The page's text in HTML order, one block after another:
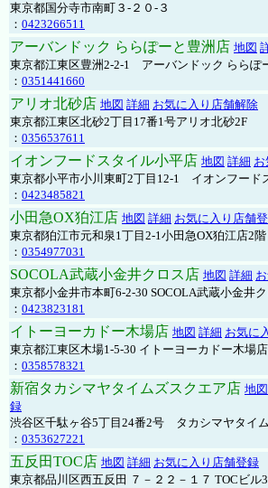
東京都国分寺市南町３-２０-３
： 0423266511
アーバンドック ららぽーと豊洲店 地図
東京都江東区豊洲2-2-1 アーバンドック らら
： 0351441660
アリオ北砂店 地図 詳細 お気に入り店舗解除
東京都江東区北砂2丁目17番1号アリオ北砂2F
： 0356537611
イオンフードスタイル小平店 地図 詳細
東京都小平市小川東町2丁目12-1 イオンフード
： 0423485821
小田急OX狛江店 地図 詳細 お気に入り店舗
東京都狛江市元和泉1丁目2-1小田急OX狛江店2階
： 0354977031
SOCOLA武蔵小金井クロス店 地図 詳細
東京都小金井市本町6-2-30 SOCOLA武蔵小金井
： 0423823181
イトーヨーカドー木場店 地図 詳細 お気に
東京都江東区木場1-5-30 イトーヨーカドー木場
： 0358578321
新宿タカシマヤタイムズスクエア店 地図
録
渋谷区千駄ヶ谷5丁目24番2号 タカシマヤタイ
： 0353627221
五反田TOC店 地図 詳細 お気に入り店舗登録
東京都品川区西五反田 ７－２２－１７ TOCビル